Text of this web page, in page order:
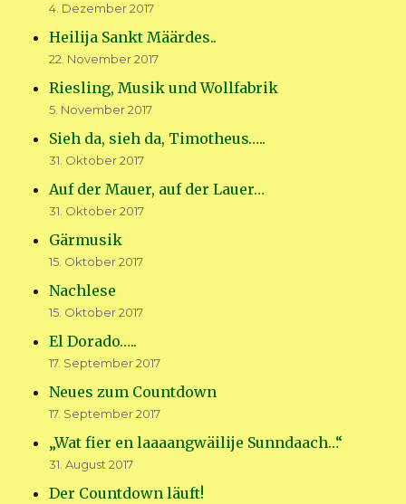
4. Dezember 2017
Heilija Sankt Määrdes..
22. November 2017
Riesling, Musik und Wollfabrik
5. November 2017
Sieh da, sieh da, Timotheus…..
31. Oktober 2017
Auf der Mauer, auf der Lauer…
31. Oktober 2017
Gärmusik
15. Oktober 2017
Nachlese
15. Oktober 2017
El Dorado…..
17. September 2017
Neues zum Countdown
17. September 2017
„Wat fier en laaaangwäilije Sunndaach…“
31. August 2017
Der Countdown läuft!